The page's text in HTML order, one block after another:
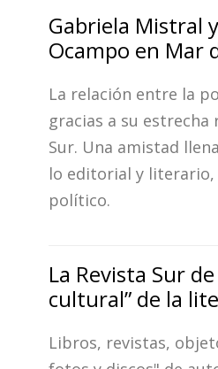
Gabriela Mistral
Ocampo en Mar
La relación entre la
gracias a su
Sur. Una amistad
lo editorial y
político.
La Revista Sur
cultural” de la
Libros, revistas,